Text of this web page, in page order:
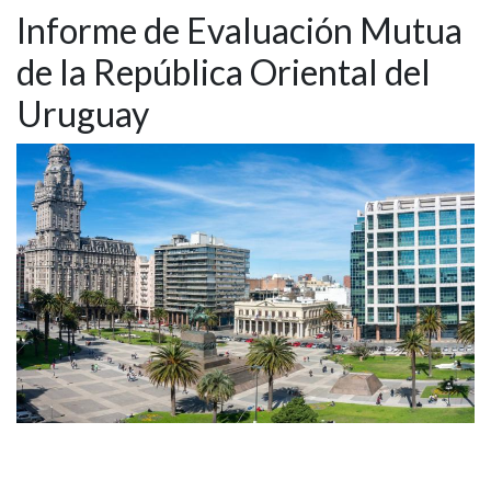
Informe de Evaluación Mutua
de la República Oriental del
Uruguay